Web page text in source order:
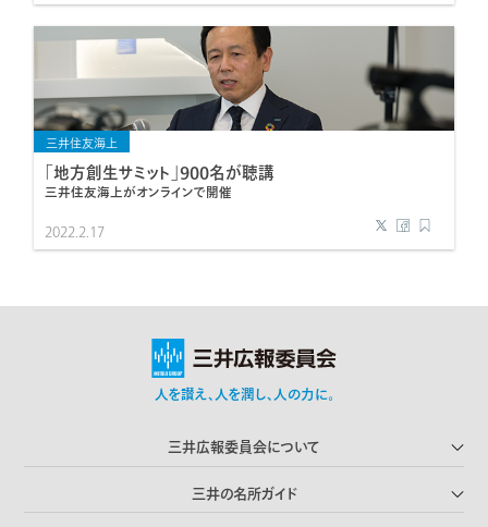
三井住友海上
「地方創生サミット」900名が聴講
三井住友海上がオンラインで開催
2022.2.17
人を讃え､人を潤し､人の力に｡
三井広報委員会について
三井の名所ガイド